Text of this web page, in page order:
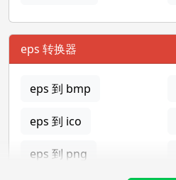
eps 转换器
eps 到 bmp
eps 到 ico
eps 到 png